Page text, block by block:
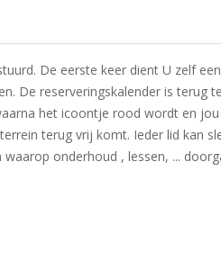
De eerste keer dient U zelf
De reserveringskalender is terug
het icoontje rood wordt en
terug vrij komt. Ieder lid kan
onderhoud , lessen, ...